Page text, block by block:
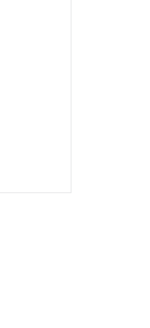
Discovery
Phường
, Hà Nội
An
Quận 5, Hồ
Phan Đăng
Bình
Thạnh, Hồ